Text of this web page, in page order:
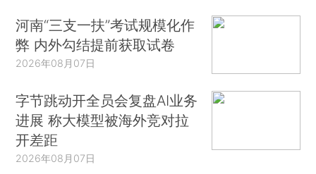
河南“三支一扶”考试规模化作
弊 内外勾结提前获取试卷
2026年08月07日
字节跳动开全员会复盘AI业务
进展 称大模型被海外竞对拉
开差距
2026年08月07日